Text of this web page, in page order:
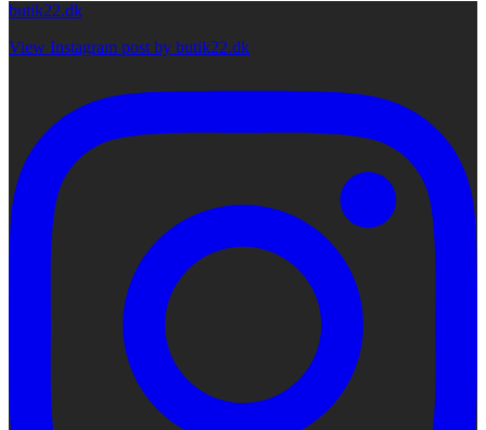
butik22.dk
View Instagram post by butik22.dk